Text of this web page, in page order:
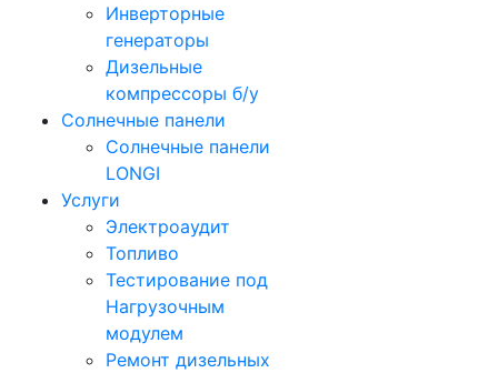
Инверторные
генераторы
Дизельные
компрессоры б/у
Солнечные панели
Солнечные панели
LONGI
Услуги
Электроаудит
Топливо
Тестирование под
Нагрузочным
модулем
Ремонт дизельных